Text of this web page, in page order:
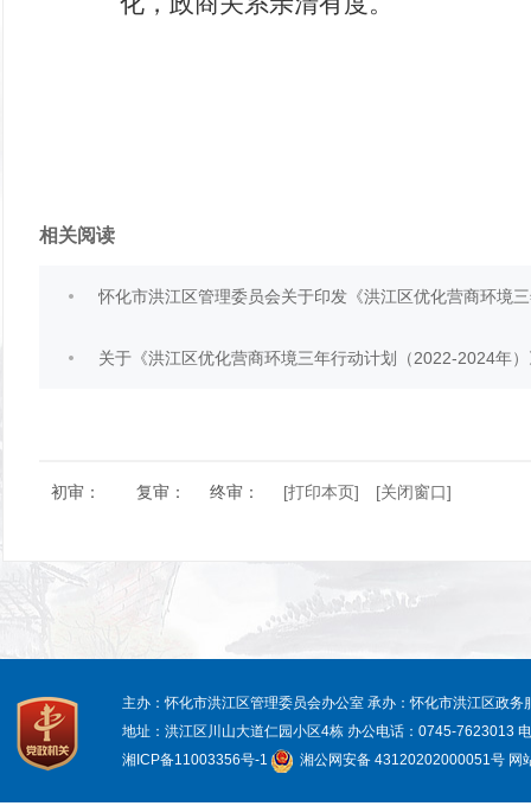
相关阅读
怀化市洪江区管理委员会关于印发《洪江区优化营商环境
关于《洪江区优化营商环境三年行动计划（2022-2024年
初审： 复审： 终审： [打印本页] [关闭窗口]
主办：怀化市洪江区管理委员会办公室 承办：怀化市洪江区政务
地址：洪江区川山大道仁园小区4栋 办公电话：0745-7623013
湘ICP备11003356号-1
湘公网安备 43120202000051号 网